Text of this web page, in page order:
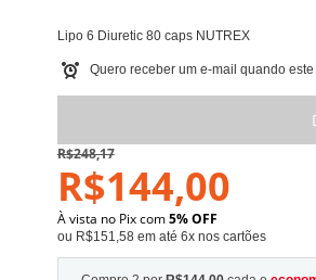
Lipo 6 Diuretic 80 caps NUTREX
Quero receber um e-mail quando
R$248,17
R$144,00
À vista no Pix com5% OFF
ou R$151,58 em até 6x nos cartões